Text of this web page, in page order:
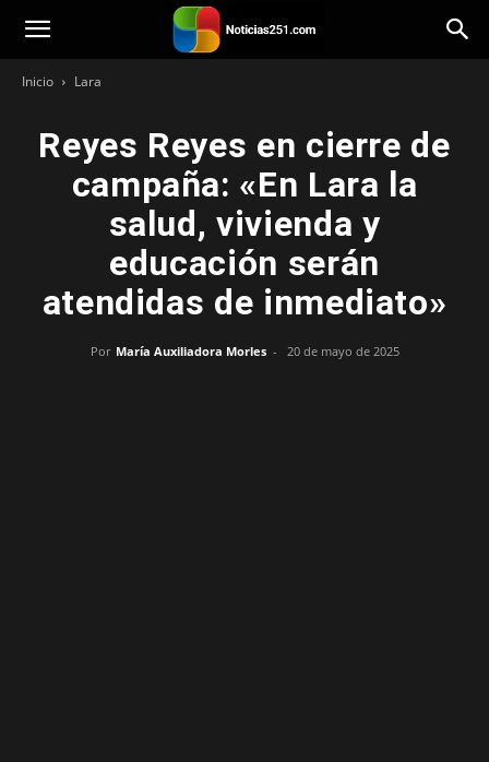
Noticias251
Inicio Lara
Reyes Reyes en cierre de
campaña: «En Lara la
salud, vivienda y
educación serán
atendidas de inmediato»
Por María Auxiliadora Morles - 20 de mayo de 2025